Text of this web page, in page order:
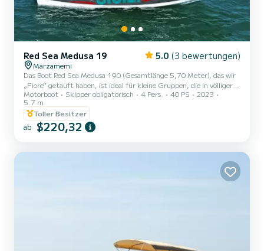
Red Sea Medusa 19 5.0 (3 bewertungen)
Marzamemi
Das Boot Red Sea Medusa 190 (Gesamtlänge 5,70 Meter), das wir
„Fiore“ getauft haben, ist ideal für kleine Gruppen, die in völliger
Sicherheit segeln möchten. Die maximale Kapazität beträgt 7
Personen, unabhängig vom Alter. Wir empfehlen jedoch, nicht
mehr als 6 Personen unterzubringen, damit es nicht zu eng wird.
Ausgestattet mit einem großen Sonnendeck am Bug, einer
bequemen Fahrerrückenlehne und einem Sofa am Heck wirkt es
Bo...
Motorboot Skipper obligatorisch 4 Pers. 40 PS
2023
5.7 m
Toller Besitzer
ab $220,32